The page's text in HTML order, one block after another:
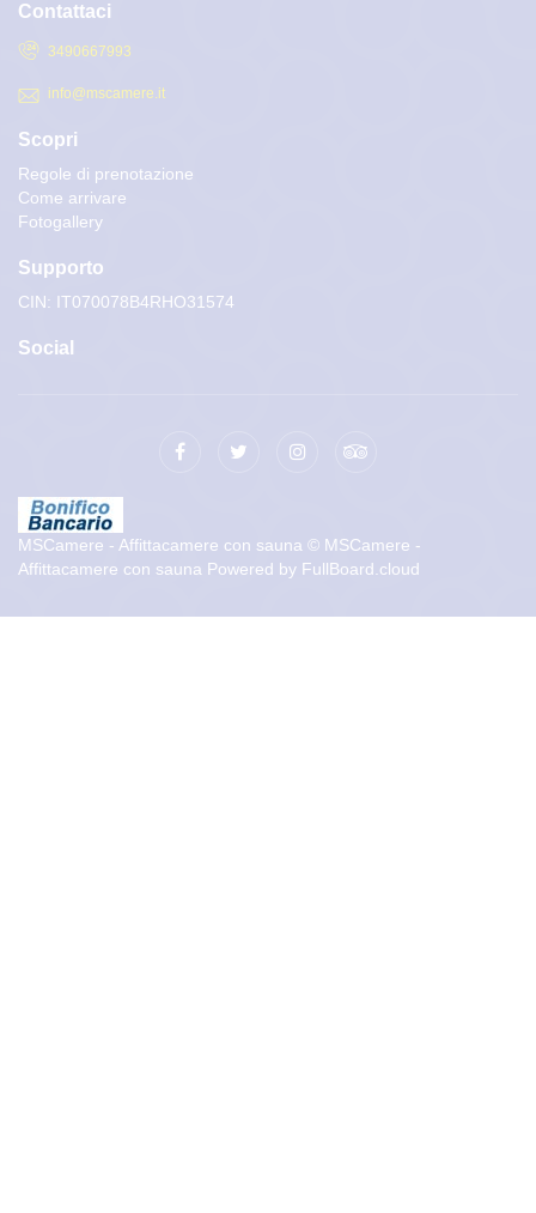
Contattaci
3490667993
info@mscamere.it
Scopri
Regole di prenotazione
Come arrivare
Fotogallery
Supporto
CIN: IT070078B4RHO31574
Social
MSCamere - Affittacamere con sauna © MSCamere -
Affittacamere con sauna Powered by FullBoard.cloud